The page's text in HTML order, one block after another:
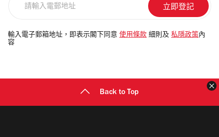
電
郵
輸入電子郵箱地址，即表示閣下同意 使用條款 細則及 私隱政策 內
容
Back to Top